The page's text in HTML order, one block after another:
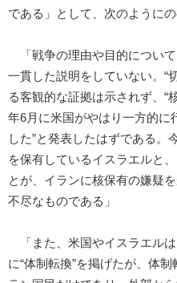
である」として、次のようにの
「戦争の理由や目的につい
一貫した説明をしていない。“
る客観的な証拠は示されず、“
年6月に米国がやはり一方的に
した”と発表したはずである。
を保有しているイスラエルと
とが、イランに核保有の嫌疑
不尽なものである」
「また、米国やイスラエル
に“体制転換”を掲げたが、体